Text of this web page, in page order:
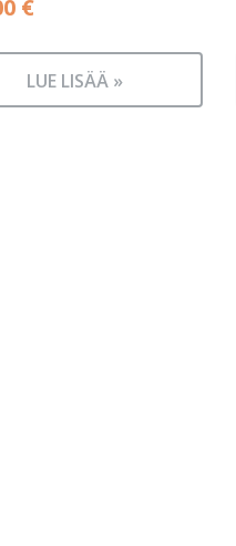
€
LUE LISÄÄ »